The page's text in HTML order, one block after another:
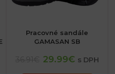
Pracovné sandále
GAMASAN SB
29.99€ s DPH